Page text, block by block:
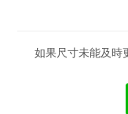
如果尺寸未能及時